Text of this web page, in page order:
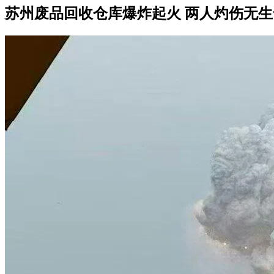
苏州废品回收仓库爆炸起火 两人灼伤无